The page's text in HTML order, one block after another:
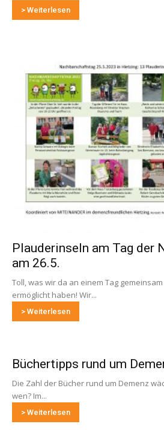
> Weiterlesen
Plauderinseln am Tag der
am 26.5.
Toll, was wir da an einem Tag
ermöglicht haben! Wir...
> Weiterlesen
Büchertipps rund um
Die Zahl der Bücher rund um Demenz
wen? Im...
> Weiterlesen